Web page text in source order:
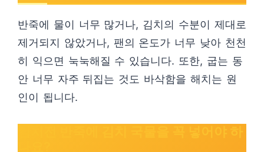
반죽에 물이 너무 많거나, 김치의 수분이 제대로
제거되지 않았거나, 팬의 온도가 너무 낮아 천천
히 익으면 눅눅해질 수 있습니다. 또한, 굽는 동
안 너무 자주 뒤집는 것도 바삭함을 해치는 원
인이 됩니다.